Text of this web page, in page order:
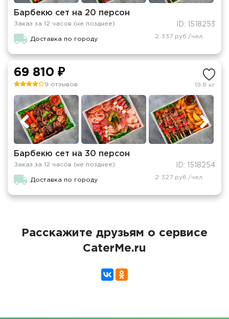
Барбекю сет на 20 персон
Заказ за 12 часов (не позднее) ID: 1518253
Доставка по городу 2 337 руб./чел.
69 810 ₽
9 отзывов 19.8 кг
Барбекю сет на 30 персон
Заказ за 12 часов (не позднее) ID: 1518254
Доставка по городу 2 327 руб./чел.
Расскажите друзьям о сервисе
CaterMe.ru